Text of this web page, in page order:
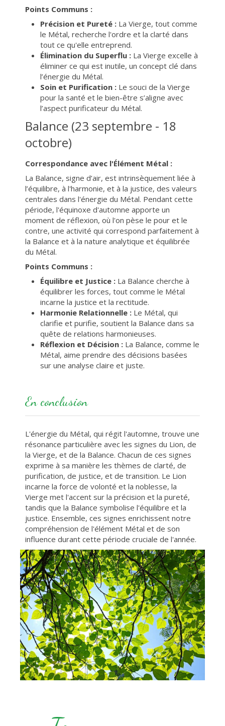
Points Communs :
Précision et Pureté : La Vierge, tout comme
le Métal, recherche l'ordre et la clarté dans
tout ce qu'elle entreprend.
Élimination du Superflu : La Vierge excelle à
éliminer ce qui est inutile, un concept clé dans
l’énergie du Métal.
Soin et Purification : Le souci de la Vierge
pour la santé et le bien-être s’aligne avec
l’aspect purificateur du Métal.
Balance (23 septembre - 18
octobre)
Correspondance avec l'Élément Métal :
La Balance, signe d’air, est intrinsèquement liée à
l’équilibre, à l'harmonie, et à la justice, des valeurs
centrales dans l'énergie du Métal. Pendant cette
période, l'équinoxe d'automne apporte un
moment de réflexion, où l'on pèse le pour et le
contre, une activité qui correspond parfaitement à
la Balance et à la nature analytique et équilibrée
du Métal.
Points Communs :
Équilibre et Justice : La Balance cherche à
équilibrer les forces, tout comme le Métal
incarne la justice et la rectitude.
Harmonie Relationnelle : Le Métal, qui
clarifie et purifie, soutient la Balance dans sa
quête de relations harmonieuses.
Réflexion et Décision : La Balance, comme le
Métal, aime prendre des décisions basées
sur une analyse claire et juste.
En conclusion
L'énergie du Métal, qui régit l'automne, trouve une
résonance particulière avec les signes du Lion, de
la Vierge, et de la Balance. Chacun de ces signes
exprime à sa manière les thèmes de clarté, de
purification, de justice, et de transition. Le Lion
incarne la force de volonté et la noblesse, la
Vierge met l'accent sur la précision et la pureté,
tandis que la Balance symbolise l'équilibre et la
justice. Ensemble, ces signes enrichissent notre
compréhension de l'élément Métal et de son
influence durant cette période cruciale de l'année.